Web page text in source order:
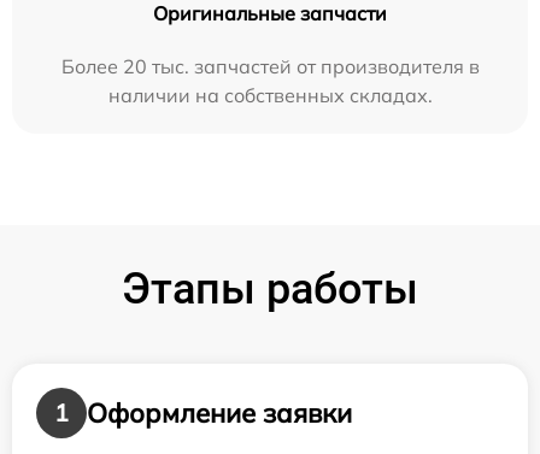
Оригинальные запчасти
Более 20 тыс. запчастей от производителя в
наличии на собственных складах.
Этапы работы
1
Оформление заявки